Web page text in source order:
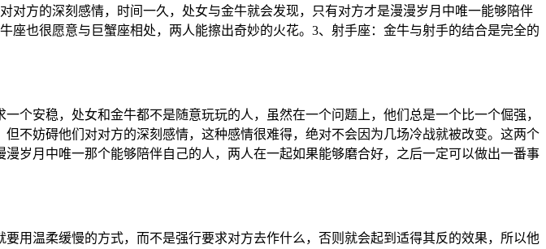
方的深刻感情，时间一久，处女与金牛就会发现，只有对方才是漫漫岁月中唯一能够陪伴
也很愿意与巨蟹座相处，两人能擦出奇妙的火花。3、射手座：金牛与射手的结合是完全的
个安稳，处女和金牛都不是随意玩玩的人，虽然在一个问题上，他们总是一个比一个倔强，
不妨碍他们对对方的深刻感情，这种感情很难得，绝对不会因为几场冷战就被改变。这两个
岁月中唯一那个能够陪伴自己的人，两人在一起如果能够磨合好，之后一定可以做出一番事
用温柔缓慢的方式，而不是强行要求对方去作什么，否则就会起到适得其反的效果，所以他